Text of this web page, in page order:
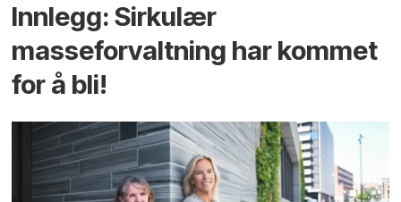
Innlegg: Sirkulær
masseforvaltning har kommet
for å bli!